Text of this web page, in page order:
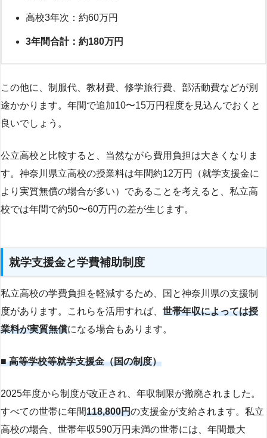
高校3年次：約60万円
3年間合計：約180万円
この他に、制服代、教材費、修学旅行費、部活動費などが別
途かかります。年間で追加10〜15万円程度を見込んでおくと
良いでしょう。
公立高校と比較すると、当然ながら費用負担は大きくなりま
す。神奈川県立高校の授業料は年間約12万円（就学支援金に
より実質無償の場合が多い）であることを考えると、私立高
校では年間で約50〜60万円の差が生じます。
就学支援金と学費補助制度
私立高校の学費負担を軽減するため、国と神奈川県の支援制
度があります。これらを活用すれば、 世帯年収によっては授
業料が実質無償になる場合もあります。
■ 高等学校等就学支援金（国の制度）
2025年度から制度が改正され、年収制限が撤廃されました。
すべての世帯に年間118,800円の支援金が支給されます。私立
高校の場合、世帯年収590万円未満の世帯には、年間最大